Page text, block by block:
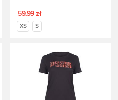
59.99 zł
XS S